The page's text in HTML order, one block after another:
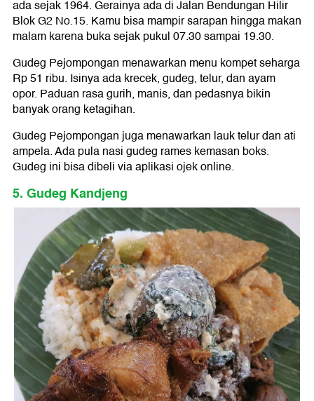
ada sejak 1964. Gerainya ada di Jalan Bendungan Hilir
Blok G2 No.15. Kamu bisa mampir sarapan hingga makan
malam karena buka sejak pukul 07.30 sampai 19.30.
Gudeg Pejompongan menawarkan menu kompet seharga
Rp 51 ribu. Isinya ada krecek, gudeg, telur, dan ayam
opor. Paduan rasa gurih, manis, dan pedasnya bikin
banyak orang ketagihan.
Gudeg Pejompongan juga menawarkan lauk telur dan ati
ampela. Ada pula nasi gudeg rames kemasan boks.
Gudeg ini bisa dibeli via aplikasi ojek online.
5. Gudeg Kandjeng